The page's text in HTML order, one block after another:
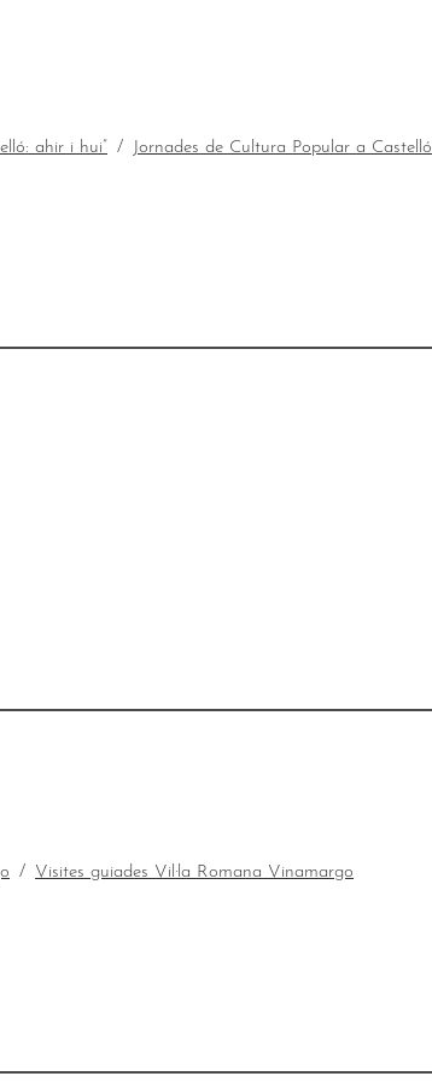
ahir i hui” Jornades de Cultura Popular a Castelló
Visites guiades Vil·la Romana Vinamargo